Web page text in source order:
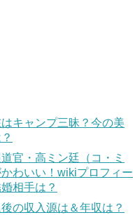
キャンプ三昧？今の美
官・高ミン廷（コ・ミ
わいい！wikiプロフィー
相手は？
の収入源は＆年収は？